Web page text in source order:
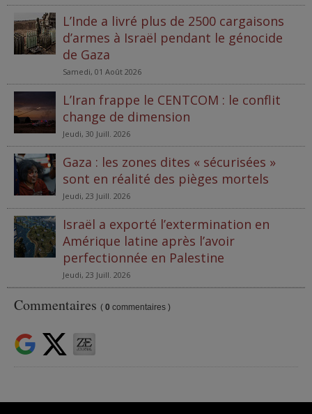
L’Inde a livré plus de 2500 cargaisons
d’armes à Israël pendant le génocide
de Gaza
Samedi, 01 Août 2026
L’Iran frappe le CENTCOM : le conflit
change de dimension
Jeudi, 30 Juill. 2026
Gaza : les zones dites « sécurisées »
sont en réalité des pièges mortels
Jeudi, 23 Juill. 2026
Israël a exporté l’extermination en
Amérique latine après l’avoir
perfectionnée en Palestine
Jeudi, 23 Juill. 2026
Commentaires ( 0 commentaires )